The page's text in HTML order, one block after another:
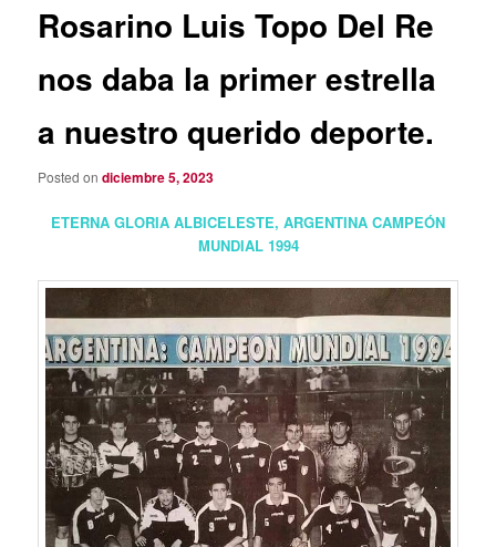
Rosarino Luis Topo Del Re
nos daba la primer estrella
a nuestro querido deporte.
Posted ondiciembre 5, 2023
ETERNA GLORIA ALBICELESTE, ARGENTINA CAMPEÓN
MUNDIAL 1994